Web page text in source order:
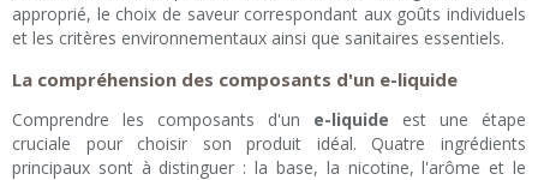
approprié, le choix de saveur correspondant aux goûts individuels
et les critères environnementaux ainsi que sanitaires essentiels.
La compréhension des composants d'un e-liquide
Comprendre les composants d'un e-liquide est une étape
cruciale pour choisir son produit idéal. Quatre ingrédients
principaux sont à distinguer : la base, la nicotine, l'arôme et le